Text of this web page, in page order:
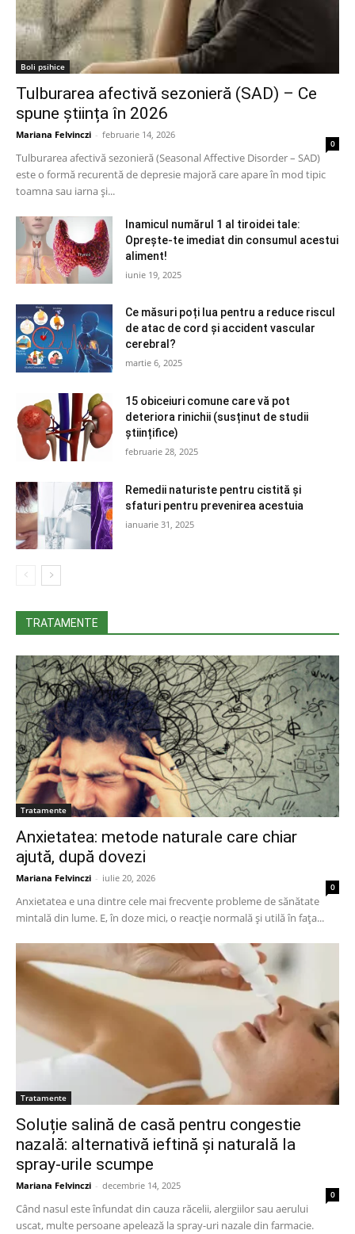
Boli psihice
Tulburarea afectivă sezonieră (SAD) – Ce
spune știința în 2026
Mariana Felvinczi - februarie 14, 2026
0
Tulburarea afectivă sezonieră (Seasonal Affective Disorder – SAD)
este o formă recurentă de depresie majoră care apare în mod tipic
toamna sau iarna și...
Inamicul numărul 1 al tiroidei tale:
Oprește-te imediat din consumul acestui
aliment!
iunie 19, 2025
Ce măsuri poți lua pentru a reduce riscul
de atac de cord și accident vascular
cerebral?
martie 6, 2025
15 obiceiuri comune care vă pot
deteriora rinichii (susținut de studii
științifice)
februarie 28, 2025
Remedii naturiste pentru cistită și
sfaturi pentru prevenirea acestuia
ianuarie 31, 2025
TRATAMENTE
Tratamente
Anxietatea: metode naturale care chiar
ajută, după dovezi
Mariana Felvinczi - iulie 20, 2026
0
Anxietatea e una dintre cele mai frecvente probleme de sănătate
mintală din lume. E, în doze mici, o reacție normală și utilă în fața...
Tratamente
Soluție salină de casă pentru congestie
nazală: alternativă ieftină și naturală la
spray-urile scumpe
Mariana Felvinczi - decembrie 14, 2025
0
Când nasul este înfundat din cauza răcelii, alergiilor sau aerului
uscat, multe persoane apelează la spray-uri nazale din farmacie.